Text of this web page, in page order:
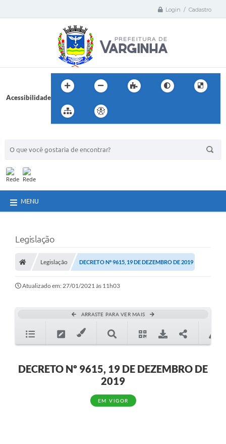
Login / Cadastro
Acessibilidade
MENU
Legislação
Legislação DECRETO Nº 9615, 19 DE DEZEMBRO DE 2019
Atualizado em: 27/01/2021 às 11h03
ARRASTE PARA VER MAIS
DECRETO Nº 9615, 19 DE DEZEMBRO DE
2019
EM VIGOR